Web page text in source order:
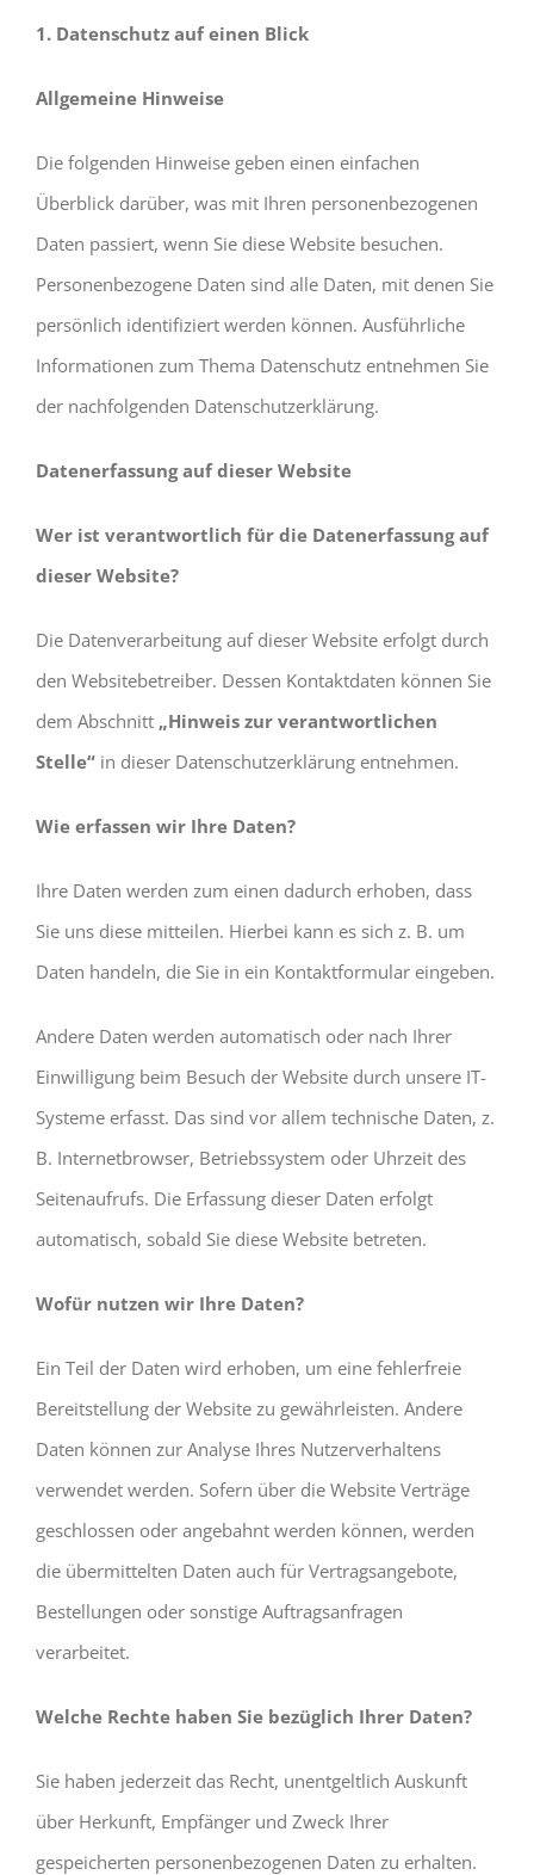
1. Datenschutz auf einen Blick
Allgemeine Hinweise
Die folgenden Hinweise geben einen einfachen
Überblick darüber, was mit Ihren personenbezogenen
Daten passiert, wenn Sie diese Website besuchen.
Personenbezogene Daten sind alle Daten, mit denen Sie
persönlich identifiziert werden können. Ausführliche
Informationen zum Thema Datenschutz entnehmen Sie
der nachfolgenden Datenschutzerklärung.
Datenerfassung auf dieser Website
Wer ist verantwortlich für die Datenerfassung auf
dieser Website?
Die Datenverarbeitung auf dieser Website erfolgt durch
den Websitebetreiber. Dessen Kontaktdaten können Sie
dem Abschnitt „Hinweis zur verantwortlichen
Stelle“ in dieser Datenschutzerklärung entnehmen.
Wie erfassen wir Ihre Daten?
Ihre Daten werden zum einen dadurch erhoben, dass
Sie uns diese mitteilen. Hierbei kann es sich z. B. um
Daten handeln, die Sie in ein Kontaktformular eingeben.
Andere Daten werden automatisch oder nach Ihrer
Einwilligung beim Besuch der Website durch unsere IT-
Systeme erfasst. Das sind vor allem technische Daten, z.
B. Internetbrowser, Betriebssystem oder Uhrzeit des
Seitenaufrufs. Die Erfassung dieser Daten erfolgt
automatisch, sobald Sie diese Website betreten.
Wofür nutzen wir Ihre Daten?
Ein Teil der Daten wird erhoben, um eine fehlerfreie
Bereitstellung der Website zu gewährleisten. Andere
Daten können zur Analyse Ihres Nutzerverhaltens
verwendet werden. Sofern über die Website Verträge
geschlossen oder angebahnt werden können, werden
die übermittelten Daten auch für Vertragsangebote,
Bestellungen oder sonstige Auftragsanfragen
verarbeitet.
Welche Rechte haben Sie bezüglich Ihrer Daten?
Sie haben jederzeit das Recht, unentgeltlich Auskunft
über Herkunft, Empfänger und Zweck Ihrer
gespeicherten personenbezogenen Daten zu erhalten.